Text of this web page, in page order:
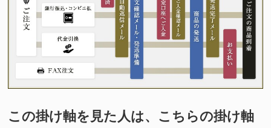
この掛け軸を見た人は、こちらの掛け軸